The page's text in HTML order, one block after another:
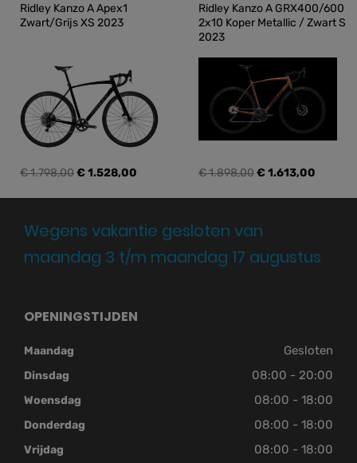
Ridley Kanzo A Apex1
Zwart/Grijs XS 2023
€ 1.798,00€ 1.528,00
Ridley Kanzo A GRX400/600
2x10 Koper Metallic / Zwart S
2023
€ 1.898,00€ 1.613,00
Wegens vakantie gesloten van
maandag 3 t/m maandag 17 augustus
OPENINGSTIJDEN
Maandag Gesloten
Dinsdag 08:00 - 20:00
Woensdag 08:00 - 18:00
Donderdag 08:00 - 18:00
Vrijdag 08:00 - 18:00